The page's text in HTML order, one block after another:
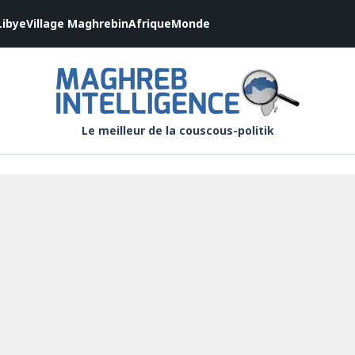
Village MaghrebinAfriqueMonde
Le meilleur de la couscous-politik